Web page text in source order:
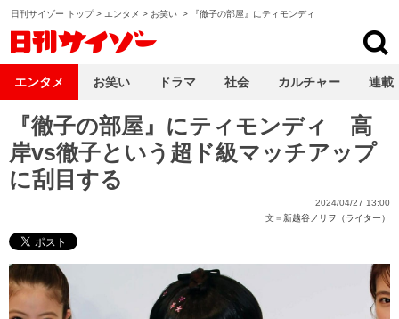
日刊サイゾー トップ> エンタメ > お笑い > 『徹子の部屋』にティモンディ
『徹子の部屋』にティモンディ 高
岸vs徹子という超ド級マッチアップ
に刮目する
2024/04/27 13:00
文＝新越谷ノリヲ（ライター）
エンタメ お笑い ドラマ 社会 カルチャー 連載